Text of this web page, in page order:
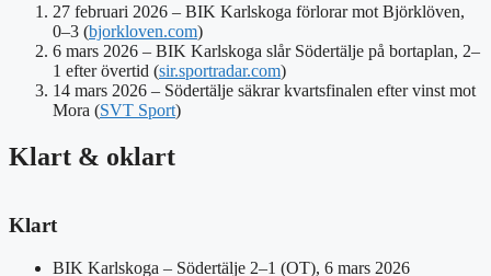
27 februari 2026 – BIK Karlskoga förlorar mot Björklöven,
0–3 (bjorkloven.com)
6 mars 2026 – BIK Karlskoga slår Södertälje på bortaplan, 2–
1 efter övertid (sir.sportradar.com)
14 mars 2026 – Södertälje säkrar kvartsfinalen efter vinst mot
Mora (SVT Sport)
Klart & oklart
Klart
BIK Karlskoga – Södertälje 2–1 (OT), 6 mars 2026